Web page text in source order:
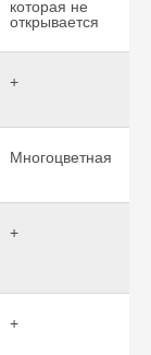
которая не
открывается
+
Многоцветная
+
+